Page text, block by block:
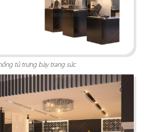
HƯƠNG AN TÂM
tủ trưng bày trang sức